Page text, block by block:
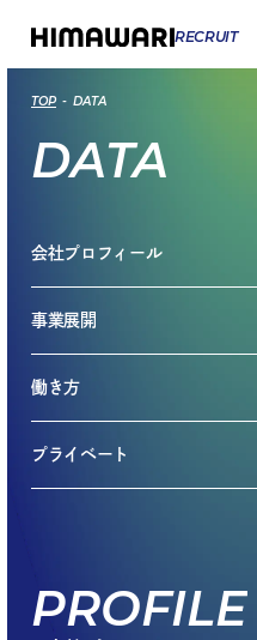
RECRUIT
TOP DATA
DATA
会社プロフィール
事業展開
働き方
プライベート
PROFILE